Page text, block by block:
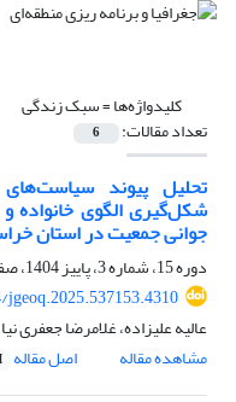
کلیدواژه‌ها =سبک زندگی
تعداد مقالات: 6
تحلیل پیوند
شکل‌گیری الگوی خانواده
جوانی جمعیت در استان
دوره 15، شماره 3، پاییز 1404، صفحه
jgeoq.2025.537153.4310
عالیه علیزاده، غلامرضا جعفری
مشاهده مقاله
اصل مقاله